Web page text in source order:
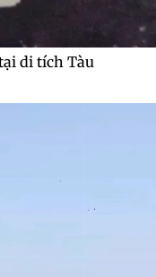
di tích Tàu